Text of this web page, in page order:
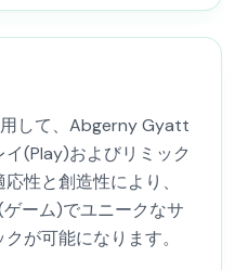
して、Abgerny Gyatt
(Play)およびリミック
性と創造性により、
ーム)でユニークなサ
が可能になります。